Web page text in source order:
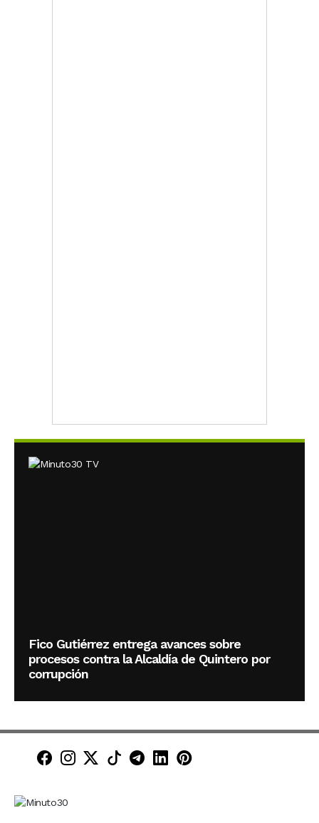
Fico Gutiérrez entrega avances sobre
procesos contra la Alcaldía de Quintero por
corrupción
Minuto30 en Facebook
Minuto30 en Instagram
Minuto30 en X (Twitter)
Minuto30 en TikTok
Canal de Minuto30 en
Minuto30 en LinkedIn
Minuto30 en